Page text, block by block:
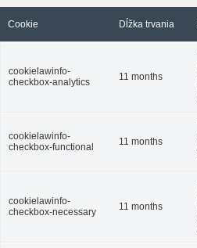
Cookie Dĺžka trvania
cookielawinfo-
checkbox-analytics
11 months
cookielawinfo-
checkbox-functional
11 months
cookielawinfo-
checkbox-necessary
11 months